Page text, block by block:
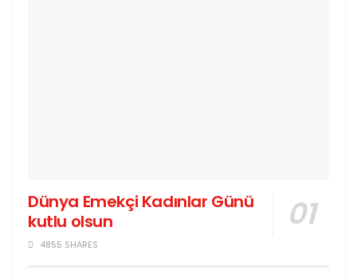
Dünya Emekçi Kadınlar Günü
kutlu olsun
4855 SHARES